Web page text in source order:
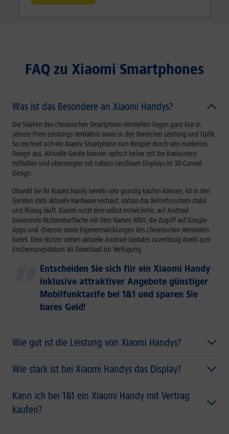
FAQ zu Xiaomi Smartphones
Was ist das Besondere an Xiaomi Handys?
Die Stärken des chinesischen Smartphone-Herstellers liegen ganz klar in
seinem Preis-Leistungs-Verhältnis sowie in den Bereichen Leistung und Optik.
So zeichnet sich ein Xiaomi Smartphone zum Beispiel durch sein modernes
Design aus. Aktuelle Geräte können optisch locker mit der Konkurrenz
mithalten und überzeugen mit nahezu randlosen Displays im 3D Curved
Design.
Obwohl Sie Ihr Xiaomi Handy bereits sehr günstig kaufen können, ist in den
Geräten stets aktuelle Hardware verbaut, sodass das Betriebssystem stabil
und flüssig läuft. Xiaomi nutzt eine selbst entwickelte, auf Android
basierende Nutzeroberfläche mit dem Namen MIUI, die Zugriff auf Google-
Apps und -Dienste sowie Eigenentwicklungen des chinesischen Herstellers
bietet. Dem Nutzer stehen aktuelle Android-Updates zuverlässig direkt zum
Erscheinungsdatum als Download zur Verfügung.
Entscheiden Sie sich für ein Xiaomi Handy
inklusive attraktiver Angebote günstiger
Mobilfunktarife bei 1&1 und sparen Sie
bares Geld!
Wie gut ist die Leistung von Xiaomi Handys?
Wie stark ist bei Xiaomi Handys das Display?
Kann ich bei 1&1 ein Xiaomi Handy mit Vertrag
kaufen?